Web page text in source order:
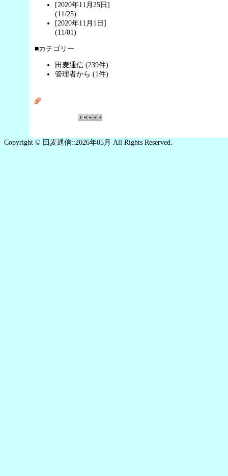
[2020年11月25日]
(11/25)
[2020年11月1日]
(11/01)
■カテゴリー
田麦通信 (239件)
管理者から (1件)
Copyright © 田麦通信::2026年05月 All Rights Reserved.